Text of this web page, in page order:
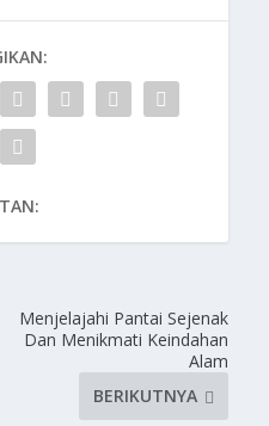
Menjelajahi Pantai Sejenak
Dan Menikmati Keindahan
Alam
BERIKUTNYA